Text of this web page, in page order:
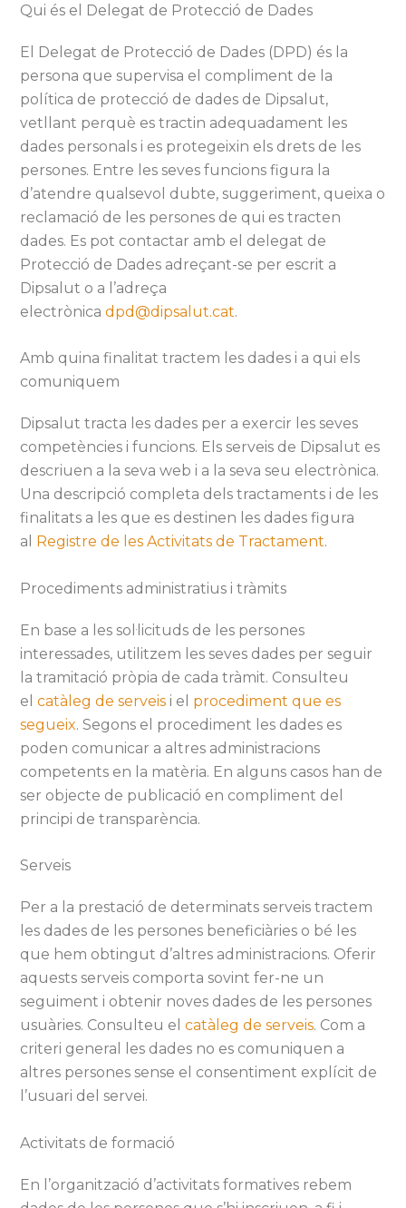
Qui és el Delegat de Protecció de Dades
El Delegat de Protecció de Dades (DPD) és la
persona que supervisa el compliment de la
política de protecció de dades de Dipsalut,
vetllant perquè es tractin adequadament les
dades personals i es protegeixin els drets de les
persones. Entre les seves funcions figura la
d’atendre qualsevol dubte, suggeriment, queixa o
reclamació de les persones de qui es tracten
dades. Es pot contactar amb el delegat de
Protecció de Dades adreçant-se per escrit a
Dipsalut o a l’adreça
electrònicadpd@dipsalut.cat.
Amb quina finalitat tractem les dades i a qui els
comuniquem
Dipsalut tracta les dades per a exercir les seves
competències i funcions. Els serveis de Dipsalut es
descriuen a la seva web i a la seva seu electrònica.
Una descripció completa dels tractaments i de les
finalitats a les que es destinen les dades figura
al Registre de les Activitats de Tractament.
Procediments administratius i tràmits
En base a les sol·licituds de les persones
interessades, utilitzem les seves dades per seguir
la tramitació pròpia de cada tràmit. Consulteu
elcatàleg de serveis i el procediment que es
segueix. Segons el procediment les dades es
poden comunicar a altres administracions
competents en la matèria. En alguns casos han de
ser objecte de publicació en compliment del
principi de transparència.
Serveis
Per a la prestació de determinats serveis tractem
les dades de les persones beneficiàries o bé les
que hem obtingut d’altres administracions. Oferir
aquests serveis comporta sovint fer-ne un
seguiment i obtenir noves dades de les persones
usuàries. Consulteu elcatàleg de serveis. Com a
criteri general les dades no es comuniquen a
altres persones sense el consentiment explícit de
l’usuari del servei.
Activitats de formació
En l’organització d’activitats formatives rebem